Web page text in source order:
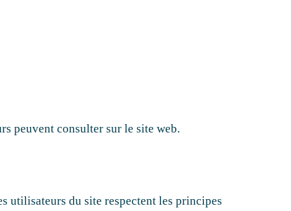
peuvent consulter sur le site web.
utilisateurs du site respectent les principes